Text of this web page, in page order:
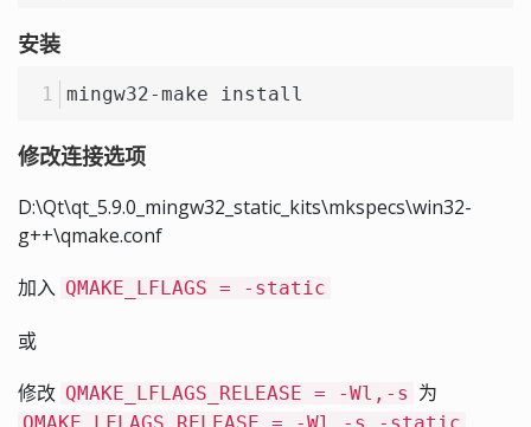
安装
mingw32-make install
修改连接选项
D:\Qt\qt_5.9.0_mingw32_static_kits\mkspecs\win32-
g++\qmake.conf
加入 QMAKE_LFLAGS = -static
或
修改 QMAKE_LFLAGS_RELEASE = -Wl,-s 为